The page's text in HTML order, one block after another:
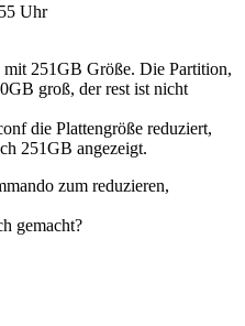
Uhr
mit 251GB Größe. Die Partition,
groß, der rest ist nicht
die Plattengröße reduziert,
251GB angezeigt.
zum reduzieren,
gemacht?